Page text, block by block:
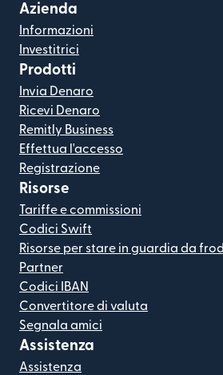
Azienda
Informazioni
Investitrici
Prodotti
Invia Denaro
Ricevi Denaro
Remitly Business
Effettua l'accesso
Registrazione
Risorse
Tariffe e commissioni
Codici Swift
Risorse per stare in guardia da
Partner
Codici IBAN
Convertitore di valuta
Segnala amici
Assistenza
Assistenza